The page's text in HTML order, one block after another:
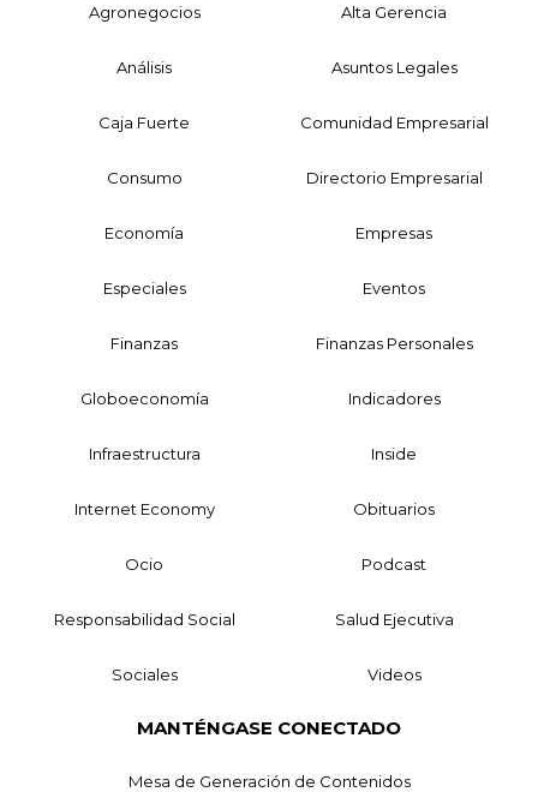
Agronegocios Alta Gerencia
Análisis Asuntos Legales
Caja Fuerte Comunidad Empresarial
Consumo Directorio Empresarial
Economía Empresas
Especiales Eventos
Finanzas Finanzas Personales
Globoeconomía Indicadores
Infraestructura Inside
Internet Economy Obituarios
Ocio Podcast
Responsabilidad Social Salud Ejecutiva
Sociales Videos
MANTÉNGASE CONECTADO
Mesa de Generación de Contenidos